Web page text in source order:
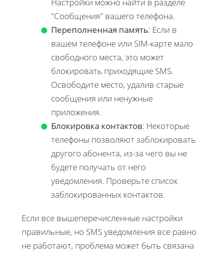
"Сообщения" вашего телефона.
Переполненная память: Если в
вашем телефоне или SIM-карте мало
свободного места, это может
блокировать приходящие SMS.
Освободите место, удалив старые
сообщения или ненужные
приложения.
Блокировка контактов: Некоторые
телефоны позволяют заблокировать
другого абонента, из-за чего вы не
будете получать от него
уведомления. Проверьте список
заблокированных контактов.
Если все вышеперечисленные настройки
правильные, но SMS уведомления все равно
не работают, проблема может быть связана